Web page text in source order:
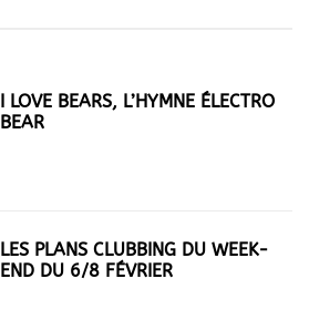
I LOVE BEARS, L’HYMNE ÉLECTRO
BEAR
LES PLANS CLUBBING DU WEEK-
END DU 6/8 FÉVRIER